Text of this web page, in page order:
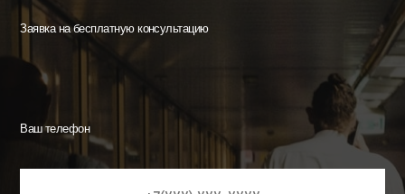
Заявка на бесплатную консультацию
Ваш телефон